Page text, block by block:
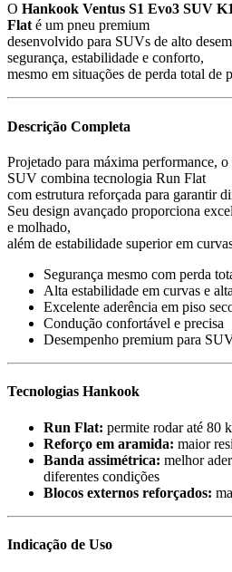
O Hankook Ventus S1 Evo3 SUV
Flaté um pneu premium
desenvolvido para SUVs de alto
segurança, estabilidade e conforto,
mesmo em situações de perda total de
Descrição Completa
Projetado para máxima performance,
SUV combina tecnologia Run Flat
com estrutura reforçada para garantir
Seu design avançado proporciona
e molhado,
além de estabilidade superior em
Segurança mesmo com perda
Alta estabilidade em curvas e
Excelente aderência em piso
Condução confortável e precisa
Desempenho premium para
Tecnologias Hankook
Run Flat: permite rodar até 80
Reforço em aramida: maior
Banda assimétrica: melhor
diferentes condições
Blocos externos reforçados:
Indicação de Uso